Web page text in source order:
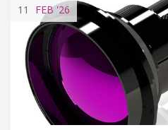
11 FEB'26